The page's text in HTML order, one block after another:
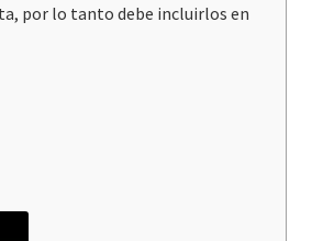
por lo tanto debe incluirlos en